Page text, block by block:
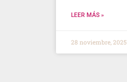
LEER MÁS »
28 noviembre, 2025